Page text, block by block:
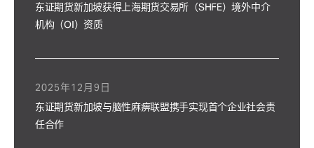
东证期货新加坡获得上海期货交易所（SHFE）境外中介
机构（OI）资质
东证期货新加坡与脑性麻痹联盟携手实现首个企业社会责
任合作
2025年12月9日